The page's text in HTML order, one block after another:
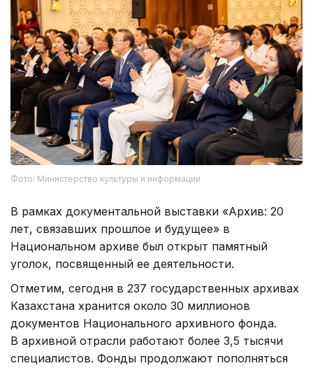
Фото: Министерство культуры и информации
В рамках документальной выставки «Архив: 20
лет, связавших прошлое и будущее» в
Национальном архиве был открыт памятный
уголок, посвященный ее деятельности.
Отметим, сегодня в 237 государственных архивах
Казахстана хранится около 30 миллионов
документов Национального архивного фонда.
В архивной отрасли работают более 3,5 тысячи
специалистов. Фонды продолжают пополняться